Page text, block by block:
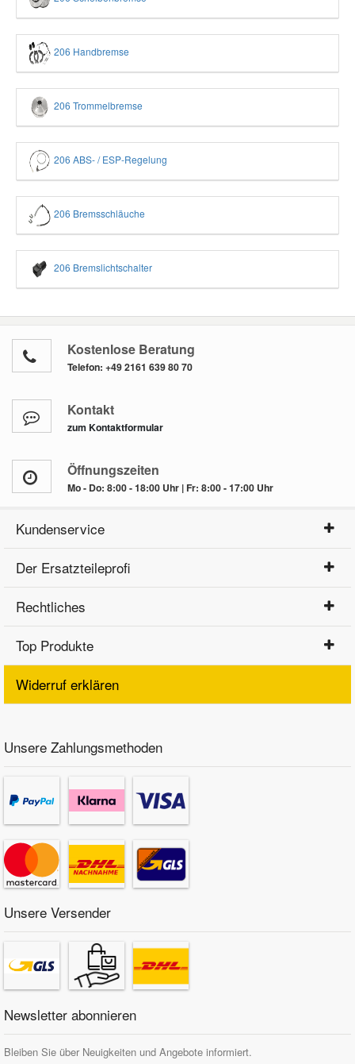
206 Handbremse
206 Trommelbremse
206 ABS- / ESP-Regelung
206 Bremsschläuche
206 Bremslichtschalter
Kostenlose Beratung
Telefon: +49 2161 639 80 70
Kontakt
zum Kontaktformular
Öffnungszeiten
Mo - Do: 8:00 - 18:00 Uhr | Fr: 8:00 - 17:00 Uhr
Kundenservice
Der Ersatzteileprofi
Rechtliches
Top Produkte
Widerruf erklären
Unsere Zahlungsmethoden
Unsere Versender
Newsletter abonnieren
Bleiben Sie über Neuigkeiten und Angebote informiert.